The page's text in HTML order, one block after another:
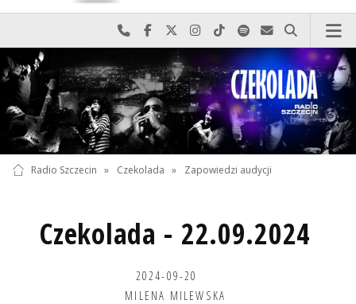
Najlepiej po prostu do nas zadzwoń
Odwiedź nas na Facebook-u
Odwiedź nas na X
Odwiedź nas na Instagram-ie
Odwiedź nas na TikTok-u
Szukaj nas na Spotify
Wyślij do nas
Szukaj
Radio Szczecin » Czekolada » Zapowiedzi audycji
Czekolada - 22.09.2024
2024-09-20
MILENA MILEWSKA